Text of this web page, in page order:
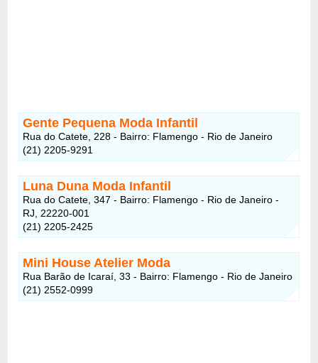
Gente Pequena Moda Infantil
Rua do Catete, 228 - Bairro: Flamengo - Rio de Janeiro
(21) 2205-9291
Luna Duna Moda Infantil
Rua do Catete, 347 - Bairro: Flamengo - Rio de Janeiro -
RJ, 22220-001
(21) 2205-2425
Mini House Atelier Moda
Rua Barão de Icaraí, 33 - Bairro: Flamengo - Rio de Janeiro
(21) 2552-0999